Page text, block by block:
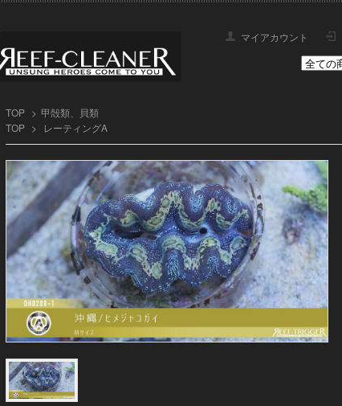
マイアカウント
TOP > 甲殻類、貝類
TOP > レーティングA